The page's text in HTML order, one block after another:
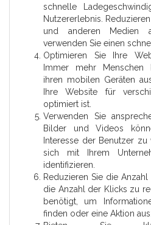
schnelle
Nutzererlebnis.
und anderen Medien
verwenden Sie einen
Optimieren Sie Ihre
Immer mehr Menschen
ihren mobilen Geräten
Ihre Website für
optimiert ist.
Verwenden Sie
Bilder und Videos
Interesse der Benutzer
sich mit Ihrem
identifizieren.
Reduzieren Sie die
die Anzahl der Klicks zu
benötigt, um
finden oder eine Aktion